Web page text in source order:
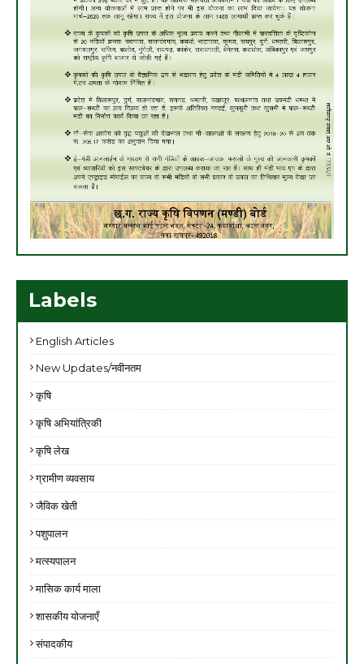
Labels
English Articles
New Updates/नवीनतम
कृषि
कृषि अभियांत्रिकी
कृषि लेख
ग्रामीण व्यवसाय
जैविक खेती
पशुपालन
मत्स्यपालन
मासिक कार्य माला
शासकीय योजनाएँ
संपादकीय